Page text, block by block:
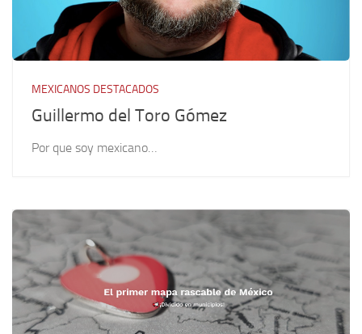
MEXICANOS DESTACADOS
Guillermo del Toro Gómez
Por que soy mexicano…